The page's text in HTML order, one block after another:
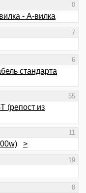
0
- A-вилка
7
6
стандарта
55
(репост из
11
>
19
8